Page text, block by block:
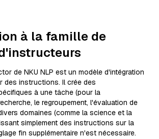
à la famille de
de NKU NLP est un modèle d'intégration
des instructions. Il crée des
à une tâche (pour la
le regroupement, l'évaluation de
domaines (comme la science et la
simplement des instructions sur la
fin supplémentaire n'est nécessaire.